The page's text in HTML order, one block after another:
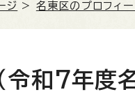
ジ > 名東区のプロフィ
和7年度